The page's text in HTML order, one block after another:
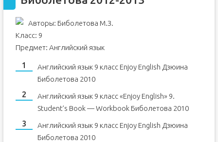
Из чего состоит рабочая тетрадь?
Решебник по английскому языку 9 класс Биболетова
Рекомендуемые решебники
Снежко «Enjoy English» перевод текстов
ГДЗ и решебник по английскому языку 9 класс
заданий
Авторы: Биболетова М.З.
Класс: 9
Предмет: Английский язык
Английский язык 9 класс Enjoy English Дзюина
Биболетова 2010
Английский язык 9 класс «Enjoy English» 9.
Student’s Book — Workbook Биболетова 2010
Английский язык 9 класс Enjoy English Дзюина
Биболетова 2010